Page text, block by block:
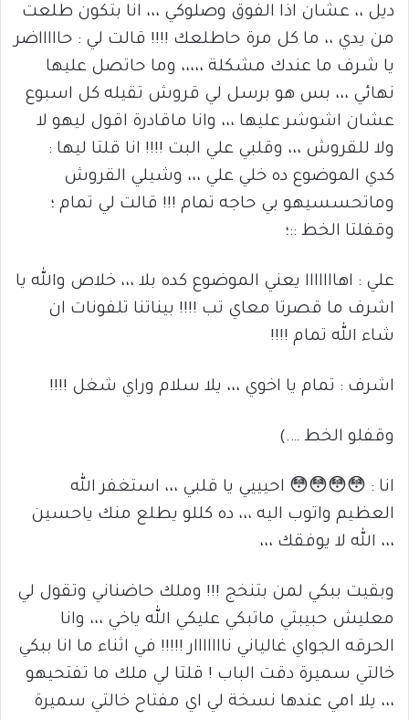
ديل ،، عشان اذا الفوق وصلوكي ،،، انا بتكون طلعت
من يدي ،، ما كل مرة حاطلعك !!!! قالت لي : حاااااضر
يا شرف ما عندك مشكلة ،،،،، وما حاتصل عليها
نهائي ،،، بس هو برسل لي قروش تقيله كل اسبوع
عشان اشوشر عليها ،،، وانا ماقادرة اقول ليهو لا
ولا للقروش ،،، وقلبي علي البت !!!! انا قلتا ليها :
كدي الموضوع ده خلي علي ،،، وشيلي القروش
وماتحسسيهو بي حاجه تمام !!! قالت لي تمام ؛
وقفلتا الخط ::؛
علي : اهااااااا يعني الموضوع كده بلا ،،، خلاص والله يا
اشرف ما قصرتا معاي تب !!!! بيناتنا تلفونات ان
شاء الله تمام !!!!
اشرف : تمام يا اخوي ،،، يلا سلام وراي شغل !!!!
وقفلو الخط ….)
انا : 😳😳😳😳 احيييي يا قلبي ،،، استغفر الله
العظيم واتوب اليه ،،، ده كللو يطلع منك ياحسين
،،، الله لا يوفقك ،،،
وبقيت ببكي لمن بتنخج !!! وملك حاضناني وتقول لي
معليش حبيبتي ماتبكي عليكي الله ياخي ،،، وانا
الحرقه الجواي غالياني نااااااار !!!!! في اثناء ما انا ببكي
خالتي سميرة دقت الباب ! قلتا لي ملك ما تفتحيهو
،،، يلا امي عندها نسخة لي اي مفتاح خالتي سميرة